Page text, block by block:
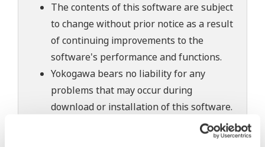
The contents of this software are subject
to change without prior notice as a result
of continuing improvements to the
software's performance and functions.
Yokogawa bears no liability for any
problems that may occur during
download or installation of this software.
Use of the Yokogawa Web site is at the